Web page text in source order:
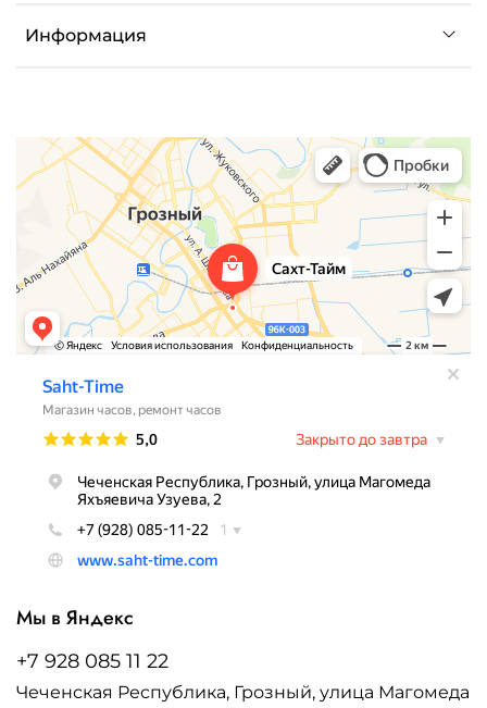
Информация
Мы в Яндекс
+7 928 085 11 22
Чеченская Республика, Грозный, улица Магомеда